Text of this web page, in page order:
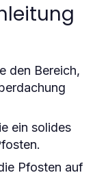
den Bereich,
ein solides
Pfosten auf